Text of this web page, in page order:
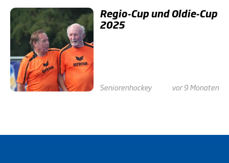
Regio-Cup und Oldie-Cup
2025
Seniorenhockey vor 9 Monaten